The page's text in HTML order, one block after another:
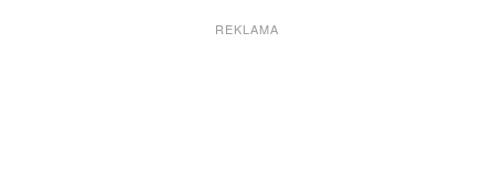
REKLAMA